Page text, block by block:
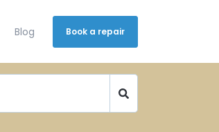
Blog Book a repair